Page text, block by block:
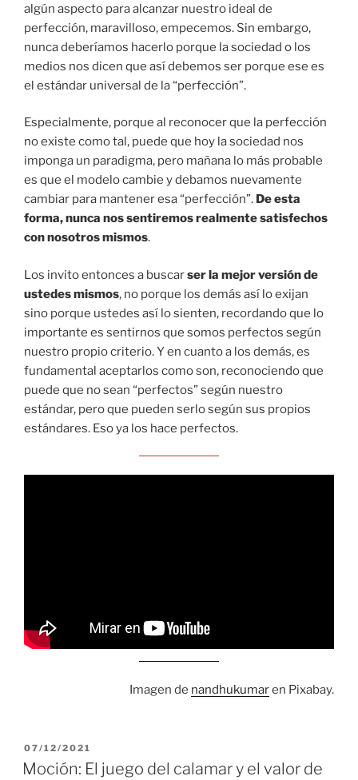
algún aspecto para alcanzar nuestro ideal de
perfección, maravilloso, empecemos. Sin embargo,
nunca deberíamos hacerlo porque la sociedad o los
medios nos dicen que así debemos ser porque ese es
el estándar universal de la “perfección”.
Especialmente, porque al reconocer que la perfección
no existe como tal, puede que hoy la sociedad nos
imponga un paradigma, pero mañana lo más probable
es que el modelo cambie y debamos nuevamente
cambiar para mantener esa “perfección”. De esta
forma, nunca nos sentiremos realmente satisfechos
con nosotros mismos.
Los invito entonces a buscarser la mejor versión de
ustedes mismos, no porque los demás así lo exijan
sino porque ustedes así lo sienten, recordando que lo
importante es sentirnos que somos perfectos según
nuestro propio criterio. Y en cuanto a los demás, es
fundamental aceptarlos como son, reconociendo que
puede que no sean “perfectos” según nuestro
estándar, pero que pueden serlo según sus propios
estándares. Eso ya los hace perfectos.
Imagen de nandhukumaren Pixabay.
PUBLICADO
EL
07/12/2021
Moción: El juego del calamar y el valor de